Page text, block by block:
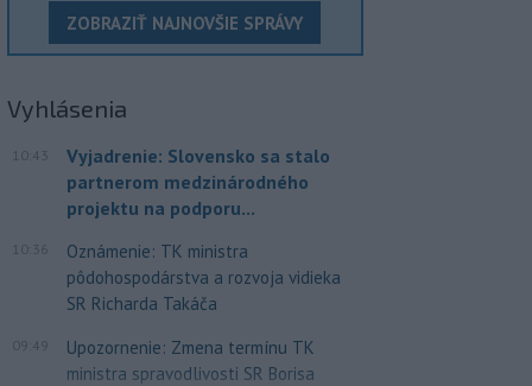
ZOBRAZIŤ NAJNOVŠIE SPRÁVY
Vyhlásenia
10:43
Vyjadrenie: Slovensko sa stalo
partnerom medzinárodného
projektu na podporu...
10:36
Oznámenie: TK ministra
pôdohospodárstva a rozvoja vidieka
SR Richarda Takáča
09:49
Upozornenie: Zmena termínu TK
ministra spravodlivosti SR Borisa